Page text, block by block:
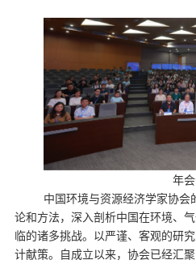
年
中国环境与资源经济学家协会
论和方法，深入剖析中国在环境、
临的诸多挑战。以严谨、客观的研
计献策。自成立以来，协会已经汇